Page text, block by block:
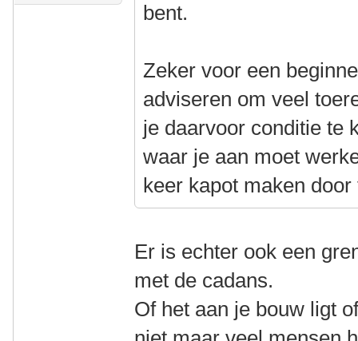
bent.
Zeker voor een
adviseren om veel
je daarvoor conditie te
waar je aan moet
keer kapot maken
Er is echter ook een
met de cadans.
Of het aan je bouw ligt